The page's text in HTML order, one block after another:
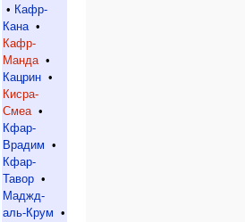
• Кафр-
Кана •
Кафр-
Манда •
Кацрин •
Кисра-
Смеа •
Кфар-
Врадим •
Кфар-
Тавор •
Маджд-
аль-Крум •